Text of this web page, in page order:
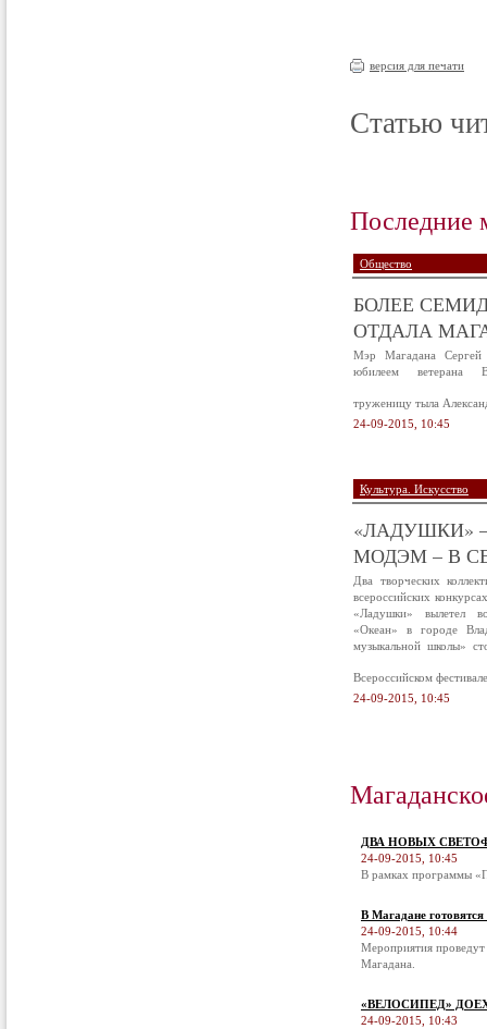
версия для печати
Статью
Последние
Общество
БОЛЕЕ
ОТДАЛА
Мэр Магадана Сергей
юбилеем ветерана
труженицу тыла
24-09-2015, 10:45
Культура. Искусство
«ЛАДУШКИ»
МОДЭМ – В
Два творческих
всероссийских
«Ладушки» вылетел
«Океан» в городе
музыкальной школы»
Всероссийском
24-09-2015, 10:45
ДВА НОВЫХ
24-09-2015, 10:45
В рамках программы
В Магадане
24-09-2015, 10:44
Мероприятия
Магадана.
«ВЕЛОСИПЕД»
24-09-2015, 10:43